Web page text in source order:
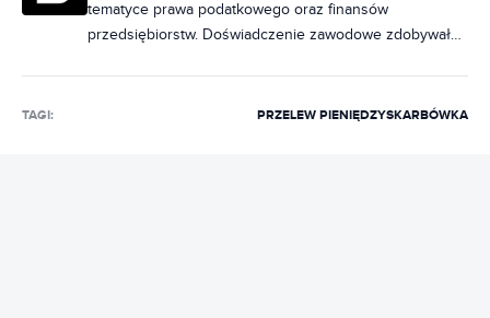
tematyce prawa podatkowego oraz finansów
przedsiębiorstw. Doświadczenie zawodowe zdobywała,
podatków, prowadzenia firmy i finansów.
TAGI: PRZELEW PIENIĘDZYSKARBÓWKA